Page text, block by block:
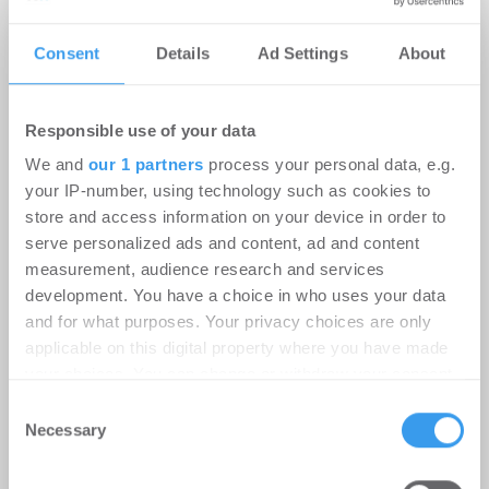
Consent Details Ad Settings About
Responsible use of your data
We and our 1 partners process your personal data, e.g.
your IP-number, using technology such as cookies to
store and access information on your device in order to
serve personalized ads and content, ad and content
measurement, audience research and services
development. You have a choice in who uses your data
and for what purposes. Your privacy choices are only
applicable on this digital property where you have made
the Privacy trigger icon.
Find out more about how your personal data is processed
Selection
Necessary
Baustart für neuen Panattoni Park
in Altdorf bei Nürnberg
Logistik | Projekte-06.08.2026
Login für den ganzen Artikel Wenn noch nicht
registriert, erstellen Sie sich jetzt Ihren